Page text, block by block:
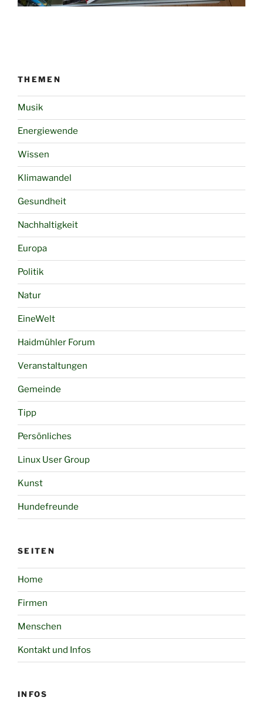
THEMEN
Musik
Energiewende
Wissen
Klimawandel
Gesundheit
Nachhaltigkeit
Europa
Politik
Natur
EineWelt
Haidmühler Forum
Veranstaltungen
Gemeinde
Tipp
Persönliches
Linux User Group
Kunst
Hundefreunde
SEITEN
Home
Firmen
Menschen
Kontakt und Infos
INFOS